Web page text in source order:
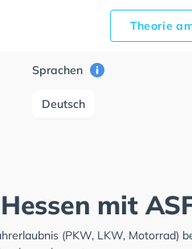
Theorie
Sprachen
Deutsch
mit
(PKW, LKW, Motorrad)